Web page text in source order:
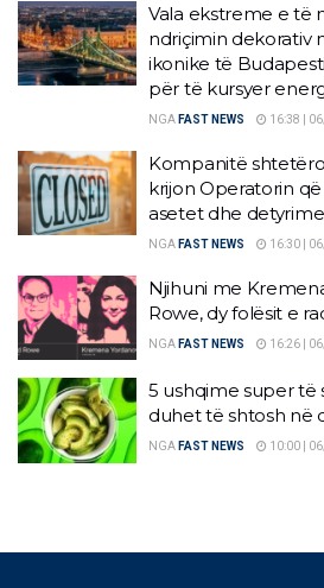
Vala ekstreme e të
ndriçimin dekorativ
ikonike të
për të kursyer
NGA FAST NEWS 16:38 |
Kompanitë
krijon Operatorin
asetet dhe
NGA FAST NEWS 16:30 |
Njihuni me
Rowe, dy folësit e
NGA FAST NEWS 16:26 |
5 ushqime super të
duhet të shtosh në
NGA FAST NEWS 10:00 |